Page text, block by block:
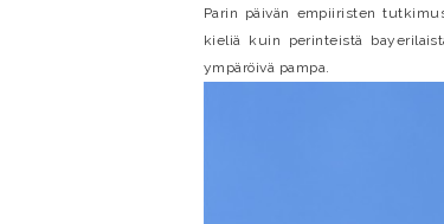
Parin päivän empiiristen
kieliä kuin perinteistä
ympäröivä pampa.